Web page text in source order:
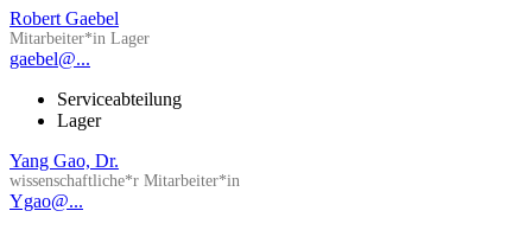
Robert Gaebel
Mitarbeiter*in Lager
gaebel@...
Serviceabteilung
Lager
Yang Gao, Dr.
wissenschaftliche*r Mitarbeiter*in
Ygao@...